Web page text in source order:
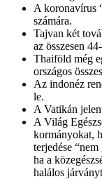
A koronavírus
számára.
Tajvan két
az összesen
Thaiföld még
országos
Az indonéz
le.
A Vatikán
A Világ
kormányokat,
terjedése
ha a
halálos